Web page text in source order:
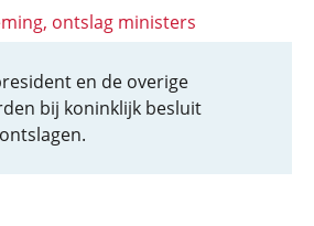
ontslag ministers
en de overige
bij koninklijk besluit